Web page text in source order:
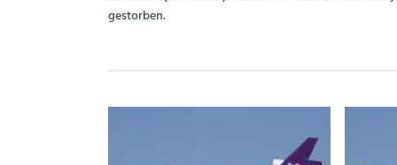
gestorben.